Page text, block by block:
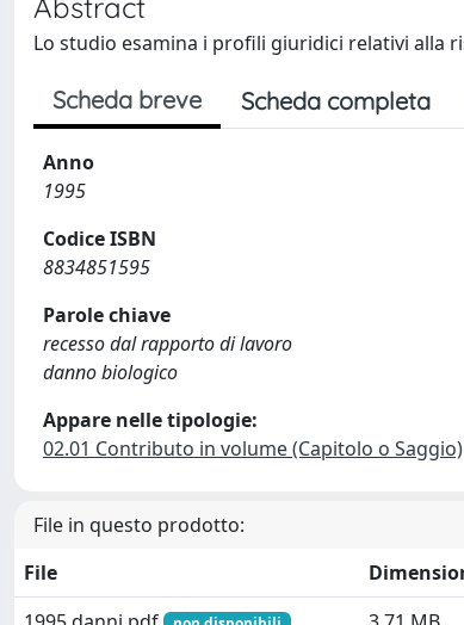
Abstract
Lo studio esamina i profili giuridici relativi alla
Scheda breve Scheda completa
Anno
1995
Codice ISBN
8834851595
Parole chiave
recesso dal rapporto di lavoro
danno biologico
Appare nelle tipologie:
02.01 Contributo in volume (Capitolo o Saggio)
File in questo prodotto:
File